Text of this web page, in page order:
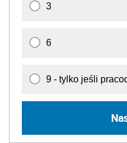
3
6
9 - tylko jeśli